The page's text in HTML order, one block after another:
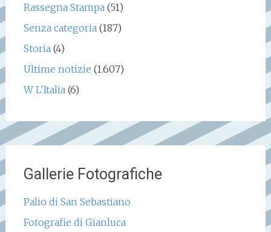
Rassegna Stampa (51)
Senza categoria (187)
Storia (4)
Ultime notizie (1.607)
W L'Italia (6)
Gallerie Fotografiche
Palio di San Sebastiano
Fotografie di Gianluca